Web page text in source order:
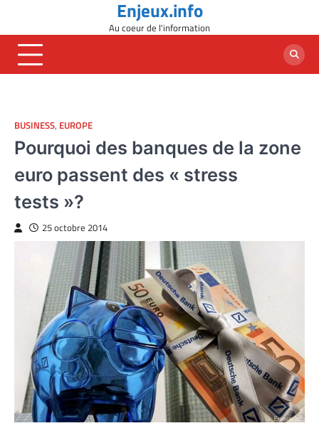
content
Enjeux.info
Au coeur de l'information
BUSINESS, EUROPE
Pourquoi des banques de la zone
euro passent des « stress
tests »?
25 octobre 2014